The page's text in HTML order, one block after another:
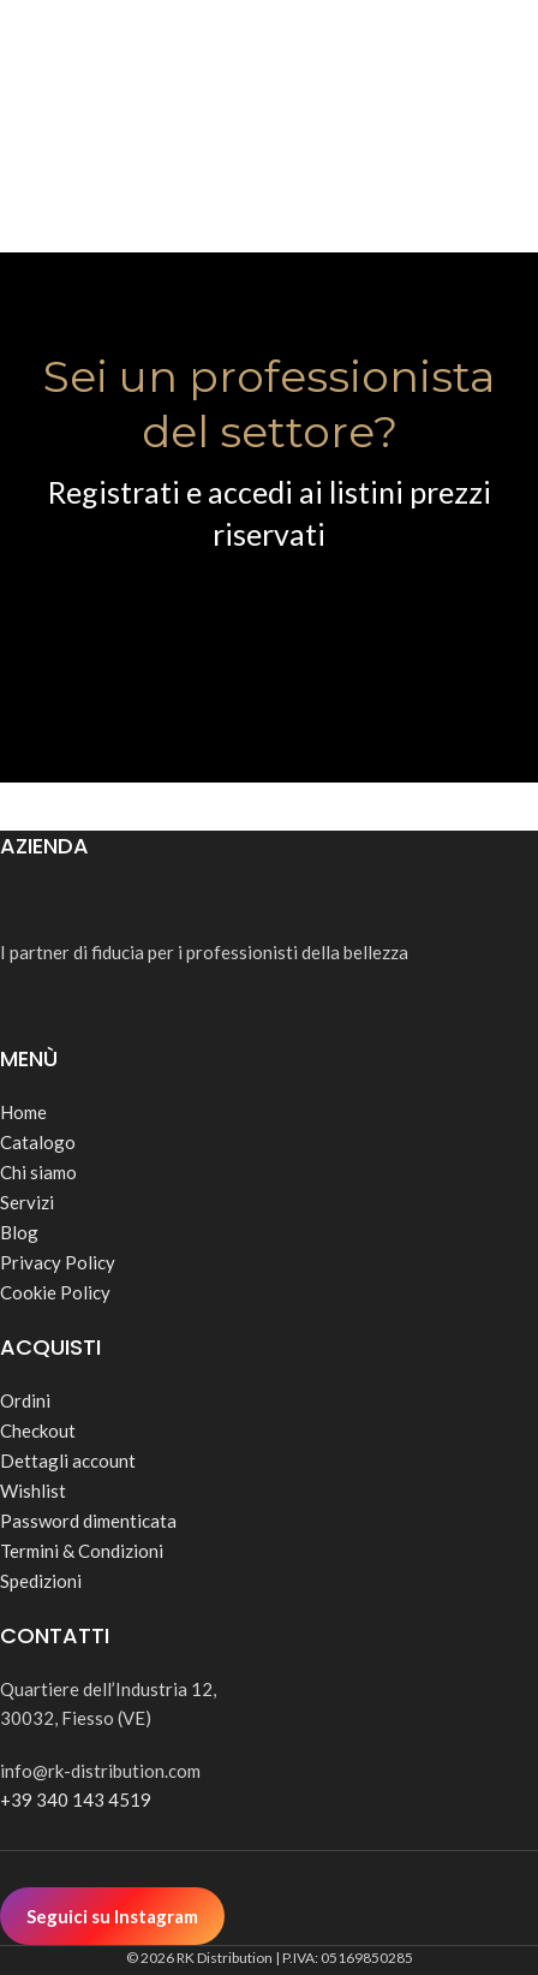
Sei un professionista
del settore?
Registrati e accedi ai listini prezzi
riservati
AZIENDA
I partner di fiducia per i professionisti della bellezza
MENÙ
Home
Catalogo
Chi siamo
Servizi
Blog
Privacy Policy
Cookie Policy
ACQUISTI
Ordini
Checkout
Dettagli account
Wishlist
Password dimenticata
Termini & Condizioni
Spedizioni
CONTATTI
Quartiere dell’Industria 12,
30032, Fiesso (VE)
info@rk-distribution.com
+39 340 143 4519
Seguici su Instagram
© 2026 RK Distribution | P.IVA: 05169850285